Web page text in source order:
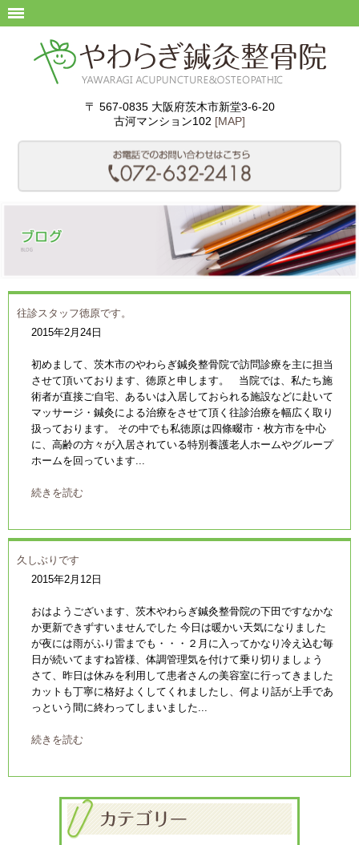
〒 567-0835 大阪府茨木市新堂3-6-20
古河マンション102 [MAP]
往診スタッフ徳原です。
2015年2月24日
初めまして、茨木市のやわらぎ鍼灸整骨院で訪問診療を主に担当
させて頂いております、徳原と申します。 当院では、私たち施
術者が直接ご自宅、あるいは入居しておられる施設などに赴いて
マッサージ・鍼灸による治療をさせて頂く往診治療を幅広く取り
扱っております。 その中でも私徳原は四條畷市・枚方市を中心
に、高齢の方々が入居されている特別養護老人ホームやグループ
ホームを回っています...
続きを読む
久しぶりです
2015年2月12日
おはようございます、茨木やわらぎ鍼灸整骨院の下田ですなかな
か更新できずすいませんでした 今日は暖かい天気になりました
が夜には雨がふり雷までも・・・２月に入ってかなり冷え込む毎
日が続いてますね皆様、体調管理気を付けて乗り切りましょう
さて、昨日は休みを利用して患者さんの美容室に行ってきました
カットも丁寧に格好よくしてくれましたし、何より話が上手であ
っという間に終わってしまいました...
続きを読む